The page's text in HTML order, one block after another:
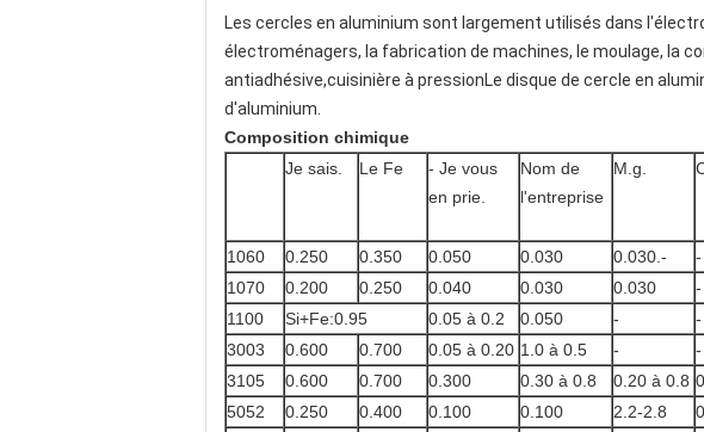
Les cercles en aluminium sont largement utilisés dans
électroménagers, la fabrication de machines, le moulage, la
antiadhésive,cuisinière à pressionLe disque de cercle en
d'aluminium.
Composition chimique
Je sais.
Le Fe
- Je vous
en prie.
Nom de
l'entreprise
M.g.
1060 0.250 0.350 0.050 0.030 0.030.- -
1070
0.200 0.250 0.040 0.030 0.030 -
1100
Si+Fe:0.95 0.05 à 0.2 0.050 - -
3003
0.600 0.700 0.05 à 0.20 1.0 à 0.5 - -
3105
0.600 0.700 0.300 0.30 à 0.8 0.20 à 0.8
5052
0.250 0.400 0.100 0.100 2.2-2.8